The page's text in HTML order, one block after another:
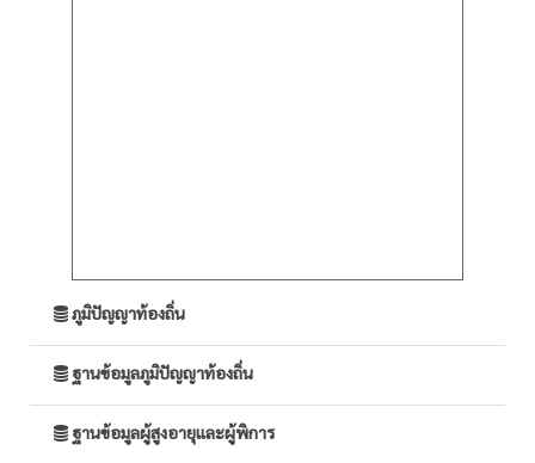
ภูมิปัญญาท้องถิ่น
ฐานข้อมูลภูมิปัญญาท้องถิ่น
ฐานข้อมูลผู้สูงอายุและผู้พิการ